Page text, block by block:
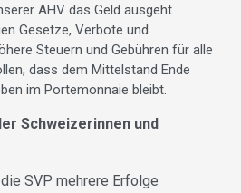
AHV das Geld ausgeht.
Gesetze, Verbote und
Steuern und Gebühren für alle
dass dem Mittelstand Ende
im Portemonnaie bleibt.
Schweizerinnen und
SVP mehrere Erfolge